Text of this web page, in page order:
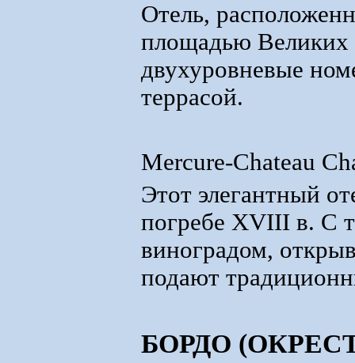
Отель,
площадью Великих
двухуровневые
террасой.
Mercure-Chateau
Этот элегантный
погребе XVIII в. С
виноградом,
подают
БОРДО